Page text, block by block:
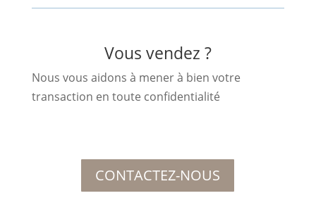
Vous vendez ?
Nous vous aidons à mener à bien votre
transaction en toute confidentialité
CONTACTEZ-NOUS